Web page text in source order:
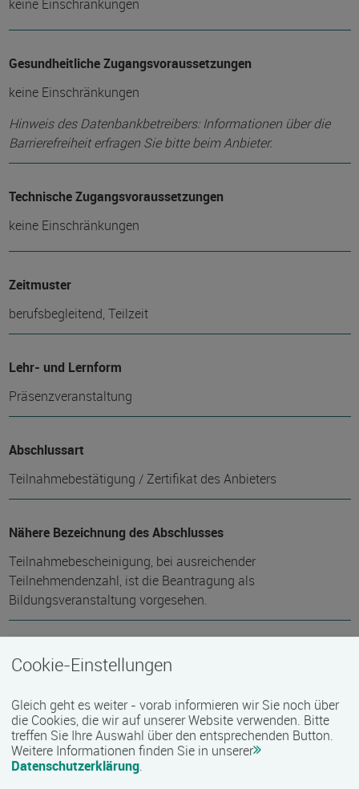
keine Einschränkungen
Gesundheitliche Zugangsvoraussetzungen
keine Einschränkungen
Hinweis des Datenbankbetreibers: Informationen über die
Barrierefreiheit erfragen Sie bitte beim Anbieter.
Technische Zugangsvoraussetzungen
keine Einschränkungen
Zeitmuster
berufsbegleitend, Teilzeit
Lehr- und Lernform
Präsenzveranstaltung
Abschlussart
Teilnahmebestätigung / Zertifikat des Anbieters
Nähere Bezeichnung des Abschlusses
Teilnahmebescheinigung, bei ausreichender
Teilnehmendenzahl, ist die Beantragung als
Bildungsveranstaltung vorgesehen.
Voraussichtliche Dauer
Termin
Termine auf Anfrage
Cookie-Einstellungen
Gleich geht es weiter - vorab informieren wir Sie noch über
die Cookies, die wir auf unserer Website verwenden. Bitte
treffen Sie Ihre Auswahl über den entsprechenden Button.
Weitere Informationen finden Sie in unserer
Datenschutzerklärung.